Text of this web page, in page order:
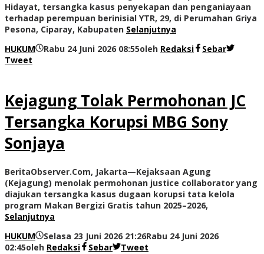
Hidayat, tersangka kasus penyekapan dan penganiayaan
terhadap perempuan berinisial YTR, 29, di Perumahan Griya
Pesona, Ciparay, Kabupaten Selanjutnya
HUKUM
Rabu 24 Juni 2026 08:55oleh Redaksi
Sebar
Tweet
Kejagung Tolak Permohonan JC
Tersangka Korupsi MBG Sony
Sonjaya
BeritaObserver.Com, Jakarta—Kejaksaan Agung
(Kejagung) menolak permohonan justice collaborator yang
diajukan tersangka kasus dugaan korupsi tata kelola
program Makan Bergizi Gratis tahun 2025–2026,
Selanjutnya
HUKUM
Selasa 23 Juni 2026 21:26Rabu 24 Juni 2026
02:45oleh Redaksi Sebar
Tweet